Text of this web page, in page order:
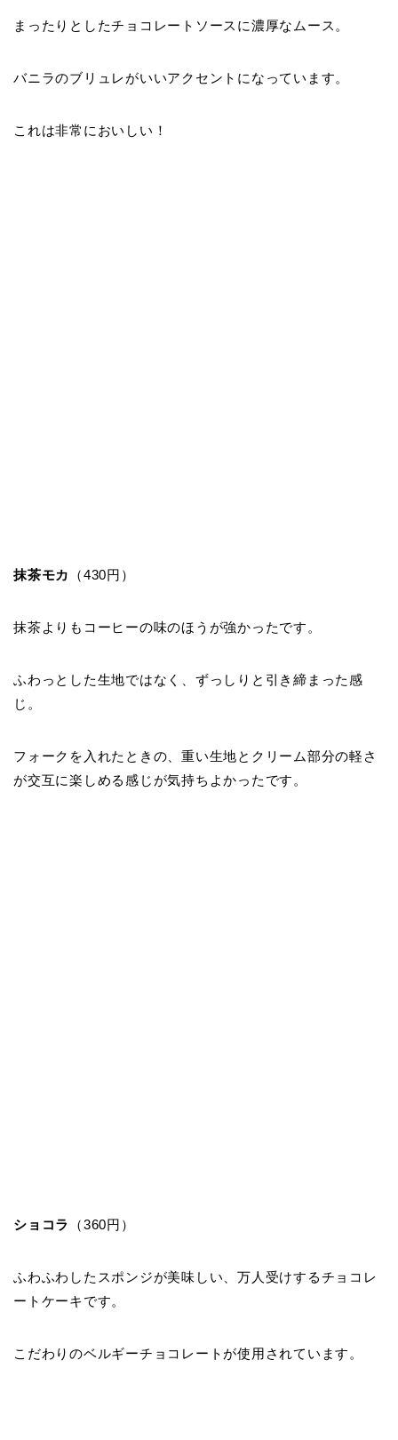
まったりとしたチョコレートソースに濃厚なムース。
バニラのブリュレがいいアクセントになっています。
これは非常においしい！
抹茶モカ （430円）
抹茶よりもコーヒーの味のほうが強かったです。
ふわっとした生地ではなく、ずっしりと引き締まった感
じ。
フォークを入れたときの、重い生地とクリーム部分の軽さ
が交互に楽しめる感じが気持ちよかったです。
ショコラ （360円）
ふわふわしたスポンジが美味しい、万人受けするチョコレ
ートケーキです。
こだわりのベルギーチョコレートが使用されています。